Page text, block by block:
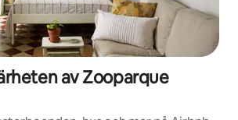
av Zooparque